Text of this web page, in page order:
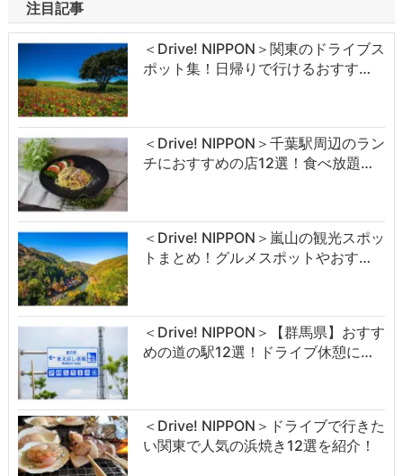
注目記事
＜Drive! NIPPON＞関東のドライブス
ポット集！日帰りで行けるおすす…
＜Drive! NIPPON＞千葉駅周辺のラン
チにおすすめの店12選！食べ放題…
＜Drive! NIPPON＞嵐山の観光スポッ
トまとめ！グルメスポットやおす…
＜Drive! NIPPON＞【群馬県】おすす
めの道の駅12選！ドライブ休憩に…
＜Drive! NIPPON＞ドライブで行きた
い関東で人気の浜焼き12選を紹介！